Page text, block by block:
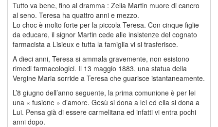
Tutto va bene, fino al dramma : Zelia Martin muore di cancro
al seno. Teresa ha quattro anni e mezzo.
Lo choc è molto forte per la piccola Teresa. Con cinque figlie
da educare, il signor Martin cede alle insistenze del cognato
farmacista a Lisieux e tutta la famiglia vi si trasferisce.
A dieci anni, Teresa si ammala gravemente, non esistono
rimedi farmacologici. Il 13 maggio 1883, una statua della
Vergine Maria sorride a Teresa che guarisce istantaneamente.
L’8 giugno dell’anno seguente, la prima comunione è per lei
una « fusione » d’amore. Gesù si dona a lei ed ella si dona a
Lui. Pensa già di essere carmelitana ed infatti vi entra pochi
anni dopo.